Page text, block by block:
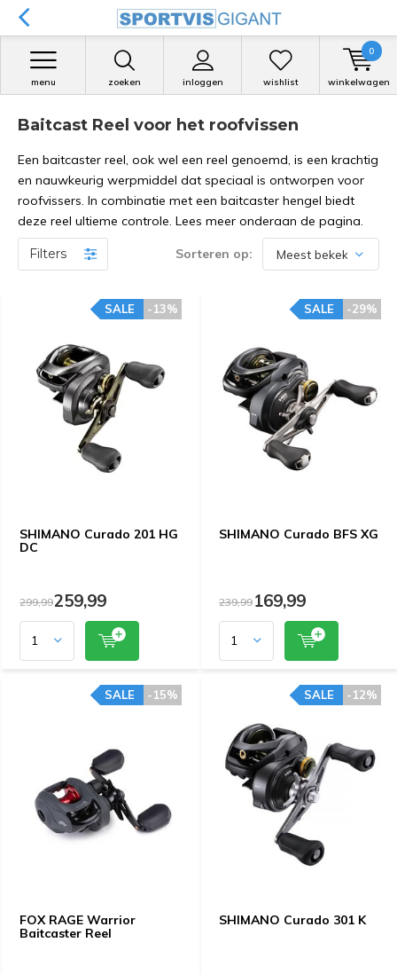
zoeken inloggen
menu wishlist winkelwagen
0
Baitcast Reel voor het roofvissen
Een baitcaster reel, ook wel een reel genoemd, is een krachtig
en nauwkeurig werpmiddel dat speciaal is ontworpen voor
roofvissers. In combinatie met een baitcaster hengel biedt
deze reel ultieme controle. Lees meer onderaan de pagina.
Filters Sorteren op:
SHIMANO Curado 201 HG
DC
-13%
SALE
299,99259,99
SHIMANO Curado BFS XG
-29%
SALE
239,99169,99
FOX RAGE Warrior
Baitcaster Reel
-15%
SALE
SHIMANO Curado 301 K
-12%
SALE